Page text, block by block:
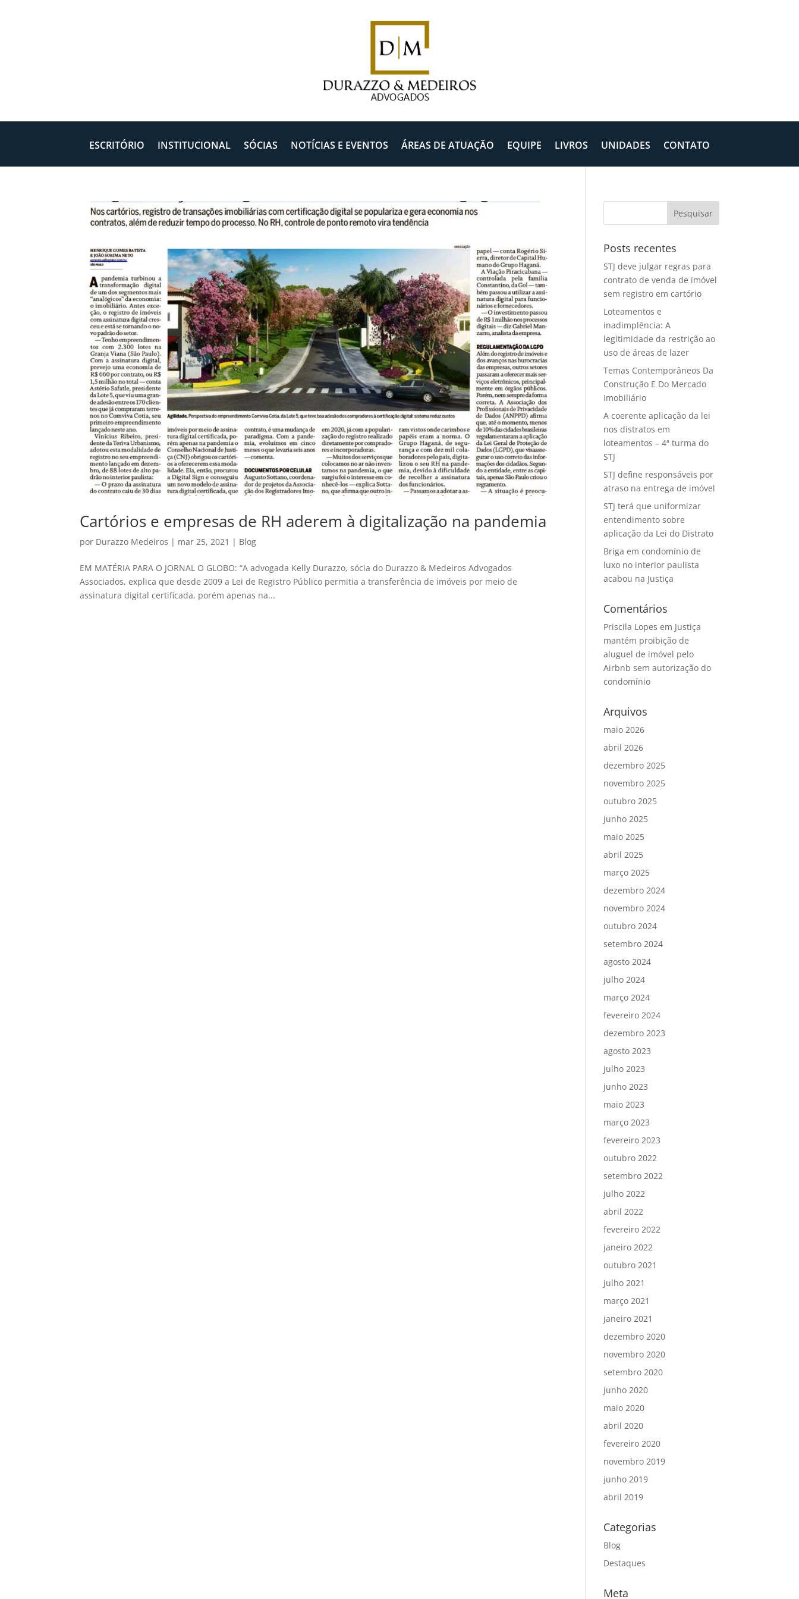
ESCRITÓRIO INSTITUCIONAL SÓCIAS NOTÍCIAS E EVENTOS ÁREAS DE ATUAÇÃO EQUIPE LIVROS UNIDADES CONTATO
Cartórios e empresas de RH aderem à digitalização na pandemia
por Durazzo Medeiros | mar 25, 2021 | Blog
EM MATÉRIA PARA O JORNAL O GLOBO: “A advogada Kelly Durazzo, sócia do Durazzo & Medeiros Advogados
Associados, explica que desde 2009 a Lei de Registro Público permitia a transferência de imóveis por meio de
assinatura digital certificada, porém apenas na...
Posts recentes
STJ deve julgar regras para
contrato de venda de imóvel
sem registro em cartório
Loteamentos e
inadimplência: A
legitimidade da restrição ao
uso de áreas de lazer
Temas Contemporâneos Da
Construção E Do Mercado
Imobiliário
A coerente aplicação da lei
nos distratos em
loteamentos – 4ª turma do
STJ
STJ define responsáveis por
atraso na entrega de imóvel
STJ terá que uniformizar
entendimento sobre
aplicação da Lei do Distrato
Briga em condomínio de
luxo no interior paulista
acabou na Justiça
Comentários
Priscila Lopes em Justiça
mantém proibição de
aluguel de imóvel pelo
Airbnb sem autorização do
condomínio
Arquivos
maio 2026
abril 2026
dezembro 2025
novembro 2025
outubro 2025
junho 2025
maio 2025
abril 2025
março 2025
dezembro 2024
novembro 2024
outubro 2024
setembro 2024
agosto 2024
julho 2024
março 2024
fevereiro 2024
dezembro 2023
agosto 2023
julho 2023
junho 2023
maio 2023
março 2023
fevereiro 2023
outubro 2022
setembro 2022
julho 2022
abril 2022
fevereiro 2022
janeiro 2022
outubro 2021
julho 2021
março 2021
janeiro 2021
dezembro 2020
novembro 2020
setembro 2020
junho 2020
maio 2020
abril 2020
fevereiro 2020
novembro 2019
junho 2019
abril 2019
Categorias
Blog
Destaques
Meta